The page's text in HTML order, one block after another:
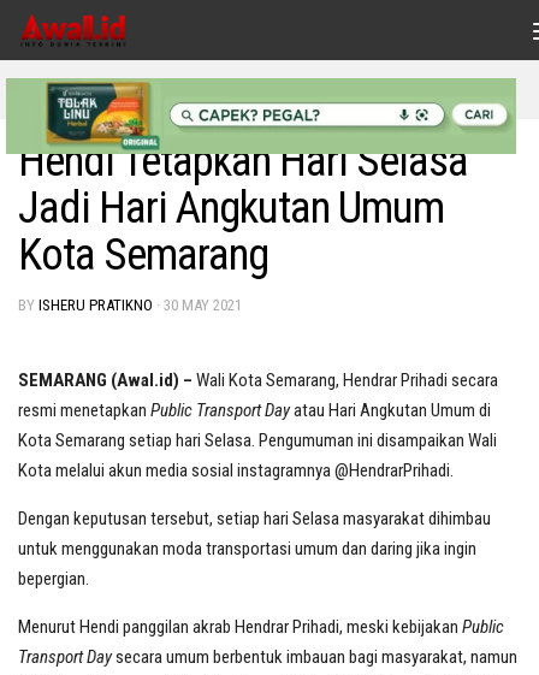
Skip to content
HEADLINE/NASIONAL
Hendi Tetapkan Hari Selasa
Jadi Hari Angkutan Umum
Kota Semarang
BY ISHERU PRATIKNO · 30 MAY 2021
SEMARANG (Awal.id) – Wali Kota Semarang, Hendrar Prihadi secara
resmi menetapkan Public Transport Dayatau Hari Angkutan Umum di
Kota Semarang setiap hari Selasa. Pengumuman ini disampaikan Wali
Kota melalui akun media sosial instagramnya @HendrarPrihadi.
Dengan keputusan tersebut, setiap hari Selasa masyarakat dihimbau
untuk menggunakan moda transportasi umum dan daring jika ingin
bepergian.
Menurut Hendi panggilan akrab Hendrar Prihadi, meski kebijakan Public
Transport Daysecara umum berbentuk imbauan bagi masyarakat, namun